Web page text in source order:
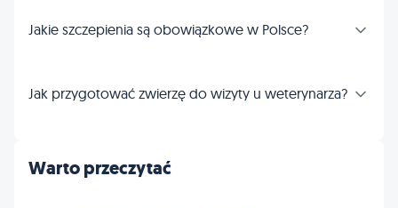
Jakie szczepienia są obowiązkowe w Polsce?
Jak przygotować zwierzę do wizyty u weterynarza?
Warto przeczytać